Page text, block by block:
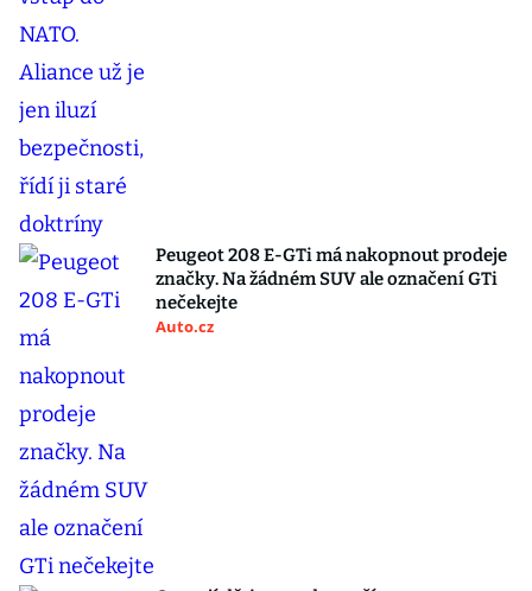
Peugeot 208 E-GTi má nakopnout prodeje
značky. Na žádném SUV ale označení GTi
nečekejte
Auto.cz